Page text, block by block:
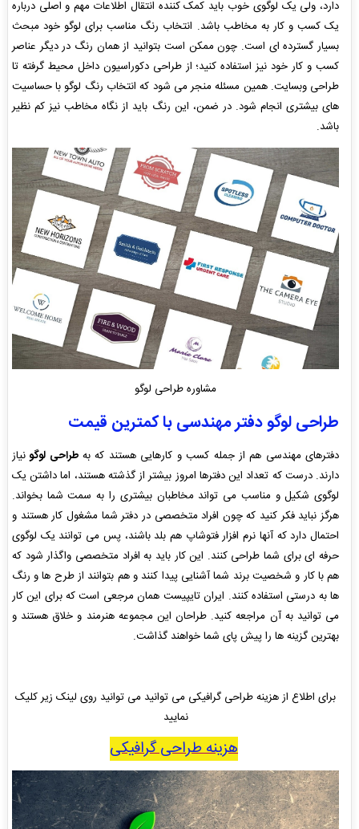
دارد، ولی یک لوگوی خوب باید کمک کننده انتقال اطلاعات مهم و اصلی درباره
یک کسب و کار به مخاطب باشد. انتخاب رنگ مناسب برای لوگو خود مبحث
بسیار گسترده ای است. چون ممکن است بتوانید از همان رنگ در دیگر عناصر
کسب و کار خود نیز استفاده کنید؛ از طراحی دکوراسیون داخل محیط گرفته تا
طراحی وبسایت. همین مسئله منجر می شود که انتخاب رنگ لوگو با حساسیت
های بیشتری انجام شود. در ضمن، این رنگ باید از نگاه مخاطب نیز کم نظیر
باشد.
مشاوره طراحی لوگو
طراحی لوگو دفتر مهندسی با کمترین قیمت
دفترهای مهندسی هم از جمله کسب و کارهایی هستند که بهطراحی لوگونیاز
دارند. درست که تعداد این دفترها امروز بیشتر از گذشته هستند، اما داشتن یک
لوگوی شکیل و مناسب می تواند مخاطبان بیشتری را به سمت شما بخواند.
هرگز نباید فکر کنید که چون افراد متخصصی در دفتر شما مشغول کار هستند و
احتمال دارد که آنها نرم افزار فتوشاپ هم بلد باشند، پس می توانند یک لوگوی
حرفه ای برای شما طراحی کنند. این کار باید به افراد متخصصی واگذار شود که
هم با کار و شخصیت برند شما آشنایی پیدا کنند و هم بتوانند از طرح ها و رنگ
ها به درستی استفاده کنند. ایران تایپیست همان مرجعی است که برای این کار
می توانید به آن مراجعه کنید. طراحان این مجموعه هنرمند و خلاق هستند و
بهترین گزینه ها را پیش پای شما خواهند گذاشت.
برای اطلاع از هزینه طراحی گرافیکی می توانید می توانید روی لینک زیر کلیک
نمایید
هزینه طراحی گرافیکی